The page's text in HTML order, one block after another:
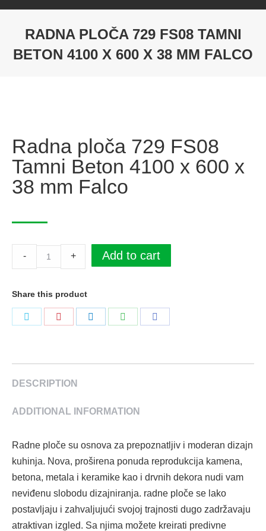
RADNA PLOČA 729 FS08 TAMNI
BETON 4100 X 600 X 38 MM FALCO
Radna ploča 729 FS08
Tamni Beton 4100 x 600 x
38 mm Falco
ploča
FS08
Tamni
x
600
38
Falco
quantity
- + Add to cart
Share this product
DESCRIPTION
ADDITIONAL INFORMATION
Radne ploče su osnova za prepoznatljiv i moderan dizajn
kuhinja. Nova, proširena ponuda reprodukcija kamena,
betona, metala i keramike kao i drvnih dekora nudi vam
neviđenu slobodu dizajniranja. radne ploče se lako
postavljaju i zahvaljujući svojoj trajnosti dugo zadržavaju
atraktivan izgled. Sa njima možete kreirati predivne